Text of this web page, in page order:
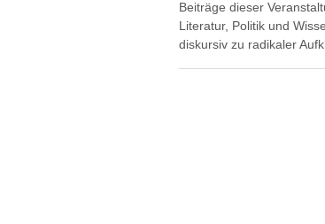
Beiträge dieser
Literatur, Politik und
diskursiv zu radikaler